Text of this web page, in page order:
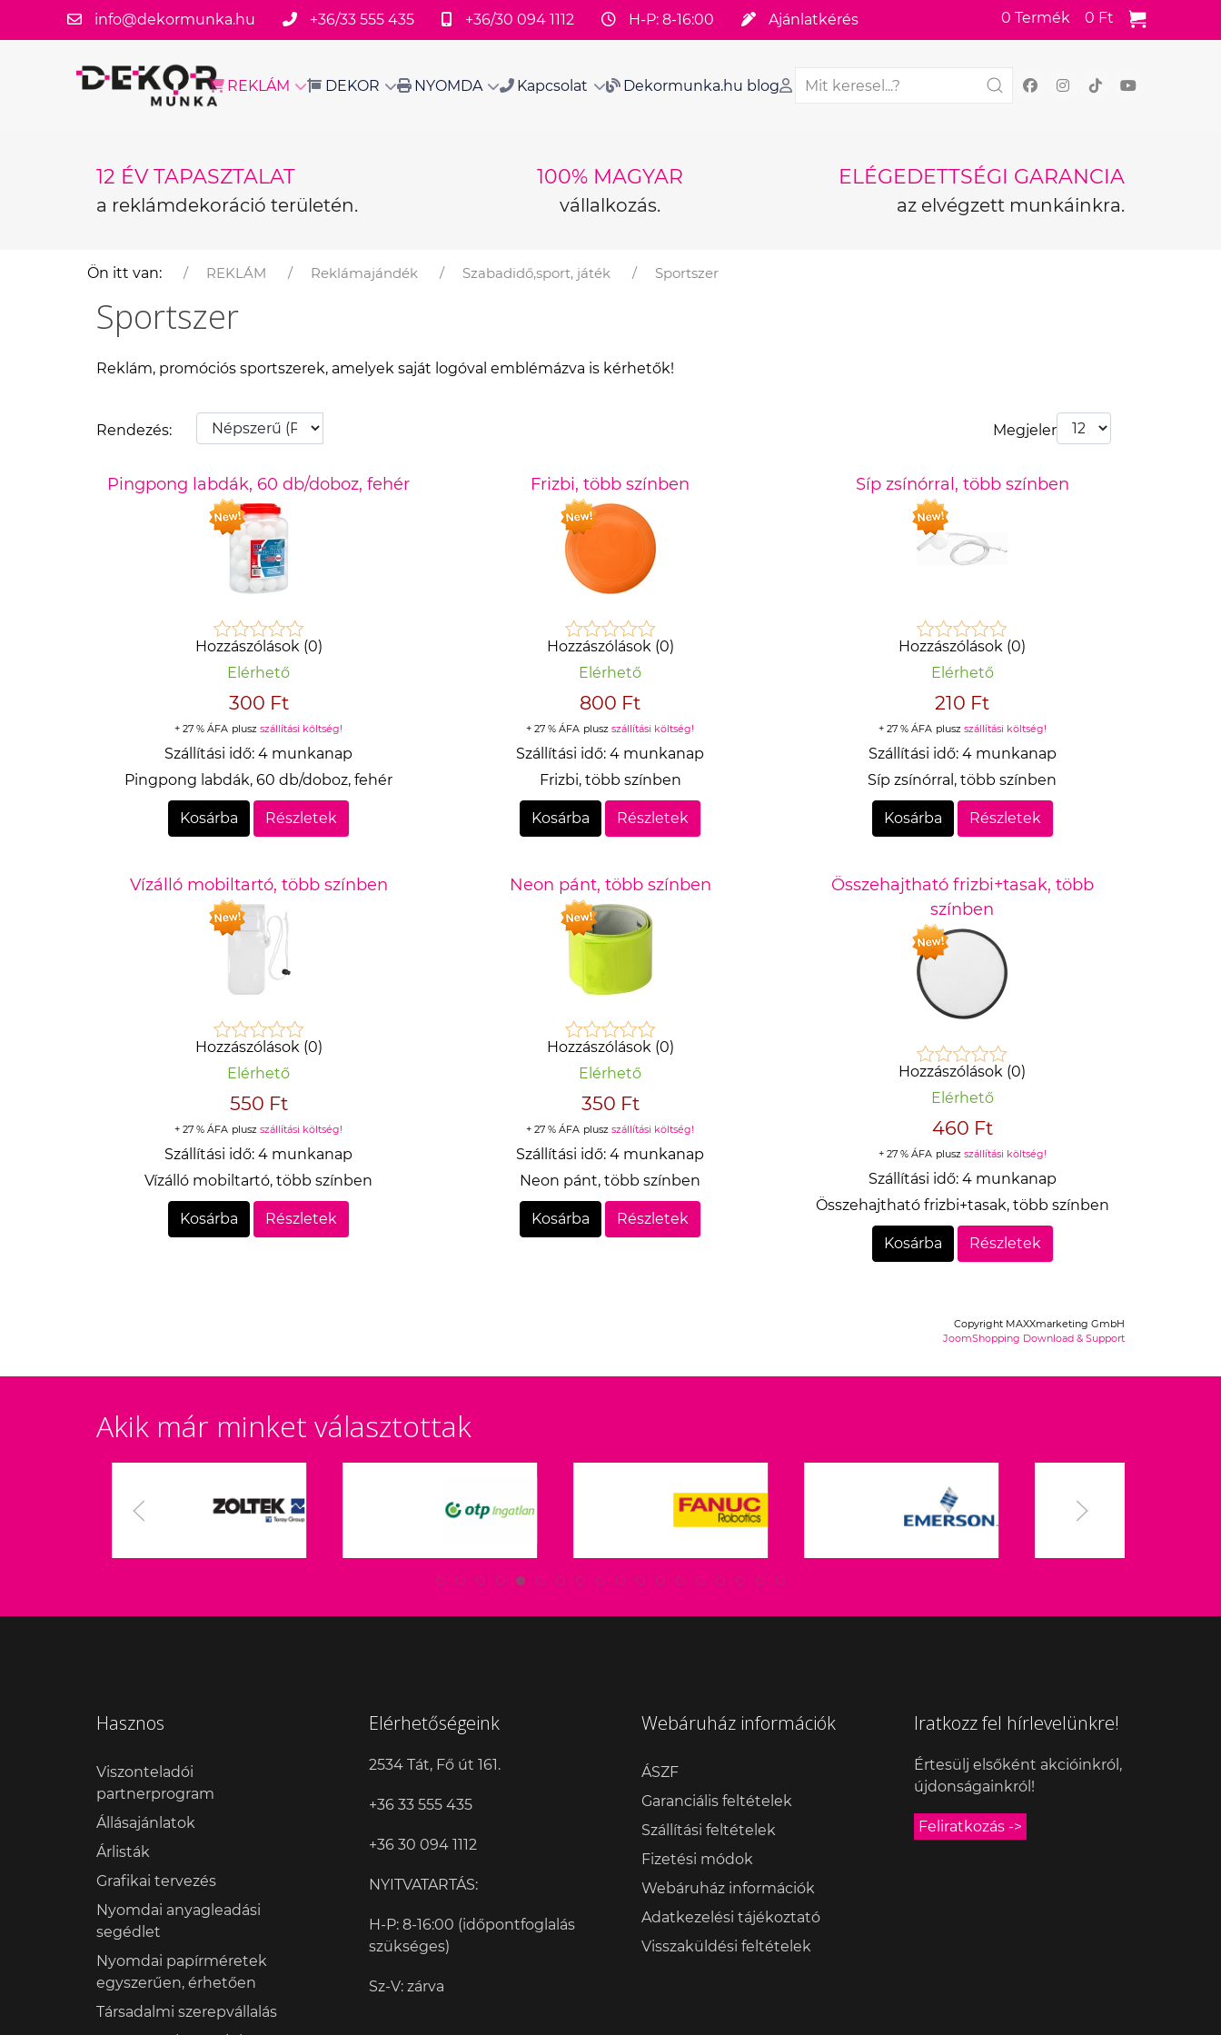
info@dekormunka.hu +36/33 555 435 +36/30 094 1112 H-P: 8-16:00 Ajánlatkérés 0 Termék 0 Ft
REKLÁM DEKOR NYOMDA Kapcsolat Dekormunka.hu blog
12 ÉV TAPASZTALAT
a reklámdekoráció területén.
100% MAGYAR
vállalkozás.
ELÉGEDETTSÉGI GARANCIA
az elvégzett munkáinkra.
Ön itt van: REKLÁM Reklámajándék Szabadidő,sport, játék Sportszer
Sportszer
Reklám, promóciós sportszerek, amelyek saját logóval emblémázva is kérhetők!
Rendezés: Megjelenít:
Pingpong labdák, 60 db/doboz, fehér
Hozzászólások (0)
Elérhető
300 Ft
+ 27 % ÁFA pluszszállítási költség!
Szállítási idő:4 munkanap
Pingpong labdák, 60 db/doboz, fehér
Kosárba Részletek
Frizbi, több színben
Hozzászólások (0)
Elérhető
800 Ft
+ 27 % ÁFA pluszszállítási költség!
Szállítási idő:4 munkanap
Frizbi, több színben
Kosárba Részletek
Síp zsínórral, több színben
Hozzászólások (0)
Elérhető
210 Ft
+ 27 % ÁFA plusz szállítási költség!
Szállítási idő: 4 munkanap
Síp zsínórral, több színben
Kosárba Részletek
Vízálló mobiltartó, több színben
Hozzászólások (0)
Elérhető
550 Ft
+ 27 % ÁFA pluszszállítási költség!
Szállítási idő:4 munkanap
Vízálló mobiltartó, több színben
Kosárba Részletek
Neon pánt, több színben
Hozzászólások (0)
Elérhető
350 Ft
+ 27 % ÁFA pluszszállítási költség!
Szállítási idő:4 munkanap
Neon pánt, több színben
Kosárba Részletek
Összehajtható frizbi+tasak, több
színben
Hozzászólások (0)
Elérhető
460 Ft
+ 27 % ÁFA plusz szállítási költség!
Szállítási idő: 4 munkanap
Összehajtható frizbi+tasak, több színben
Kosárba Részletek
Copyright MAXXmarketing GmbH
JoomShopping Download & Support
Akik már minket választottak
Hasznos
Viszonteladói
partnerprogram
Állásajánlatok
Árlisták
Grafikai tervezés
Nyomdai anyagleadási
segédlet
Nyomdai papírméretek
egyszerűen, érhetően
Társadalmi szerepvállalás
Elérhetőségeink
2534 Tát, Fő út 161.
+36 33 555 435
+36 30 094 1112
NYITVATARTÁS:
H-P: 8-16:00 (időpontfoglalás
szükséges)
Sz-V: zárva
Webáruház információk
ÁSZF
Garanciális feltételek
Szállítási feltételek
Fizetési módok
Webáruház információk
Adatkezelési tájékoztató
Visszaküldési feltételek
Iratkozz fel hírlevelünkre!
Értesülj elsőként akcióinkról,
újdonságainkról!
Feliratkozás ->